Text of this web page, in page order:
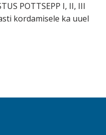
POTTSEPP I, II, III
kordamisele ka uuel